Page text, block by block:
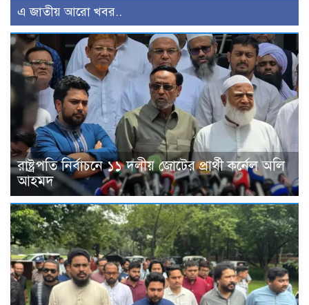
এ জাতীয় আরো খবর..
রাষ্ট্রপতি নির্বাচনে ১১ দলীয় জোটের প্রার্থী কর্নেল অলি
আহমদ